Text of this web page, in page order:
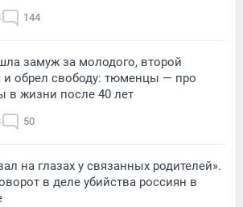
144
замуж за молодого, второй
и обрел свободу: тюменцы — про
в жизни после 40 лет
50
на глазах у связанных родителей».
в деле убийства россиян в